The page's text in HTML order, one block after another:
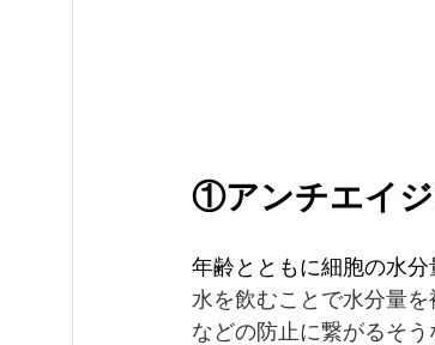
①アンチエイ
年齢とともに細胞の水
水を飲むことで水分量
などの防止に繋がるそう